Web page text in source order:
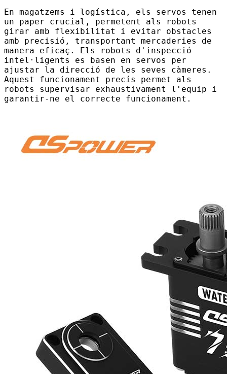
En magatzems i logística, els servos tenen
un paper crucial, permetent als robots
girar amb flexibilitat i evitar obstacles
amb precisió, transportant mercaderies de
manera eficaç. Els robots d'inspecció
intel·ligents es basen en servos per
ajustar la direcció de les seves càmeres.
Aquest funcionament precís permet als
robots supervisar exhaustivament l'equip i
garantir-ne el correcte funcionament.